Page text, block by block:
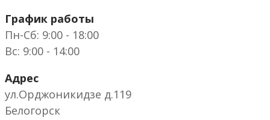
График работы
Пн-Сб: 9:00 - 18:00
Вс: 9:00 - 14:00
Адрес
ул.Орджоникидзе д.119
Белогорск